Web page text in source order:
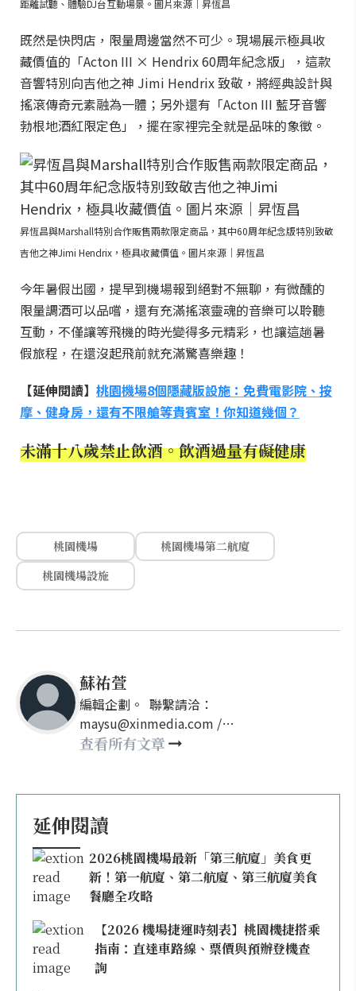
距離試聽、體驗DJ台互動場景。圖片來源｜昇恆昌
既然是快閃店，限量周邊當然不可少。現場展示極具收
藏價值的「Acton III × Hendrix 60周年紀念版」，這款
音響特別向吉他之神 Jimi Hendrix 致敬，將經典設計與
搖滾傳奇元素融為一體；另外還有「Acton III 藍牙音響
勃根地酒紅限定色」，擺在家裡完全就是品味的象徵。
昇恆昌與Marshall特別合作販售兩款限定商品，其中60周年紀念版特別致敬
吉他之神Jimi Hendrix，極具收藏價值。圖片來源｜昇恆昌
今年暑假出國，提早到機場報到絕對不無聊，有微醺的
限量調酒可以品嚐，還有充滿搖滾靈魂的音樂可以聆聽
互動，不僅讓等飛機的時光變得多元精彩，也讓這趟暑
假旅程，在還沒起飛前就充滿驚喜樂趣！
【延伸閱讀】 桃園機場8個隱藏版設施：免費電影院、按
摩、健身房，還有不限艙等貴賓室！你知道幾個？
未滿十八歲禁止飲酒。飲酒過量有礙健康
桃園機場
桃園機場第二航廈
桃園機場設施
蘇祐萱
編輯企劃。 聯繫請洽：
maysu@xinmedia.com /
may860527@gmail.com
查看所有文章
延伸閱讀
2026桃園機場最新「第三航廈」美食更
新！第一航廈、第二航廈、第三航廈美食
餐廳全攻略
【2026 機場捷運時刻表】桃園機捷搭乘
指南：直達車路線、票價與預辦登機查
詢